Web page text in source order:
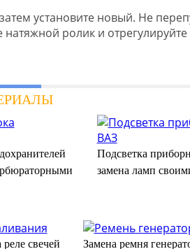
установите новый. Не
натяжной ролик и
Подсветка
замена ламп
свечей Замена ремня